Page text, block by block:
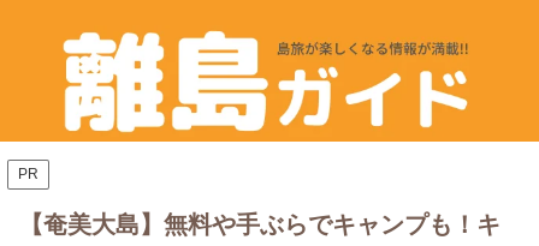
PR
【奄美大島】無料や手ぶらでキャンプも！キ